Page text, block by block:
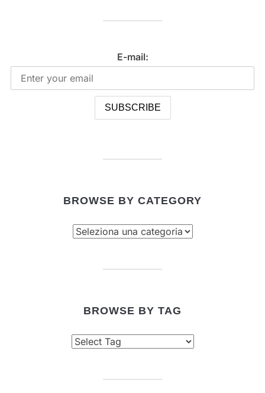
E-mail:
BROWSE BY CATEGORY
BROWSE BY TAG